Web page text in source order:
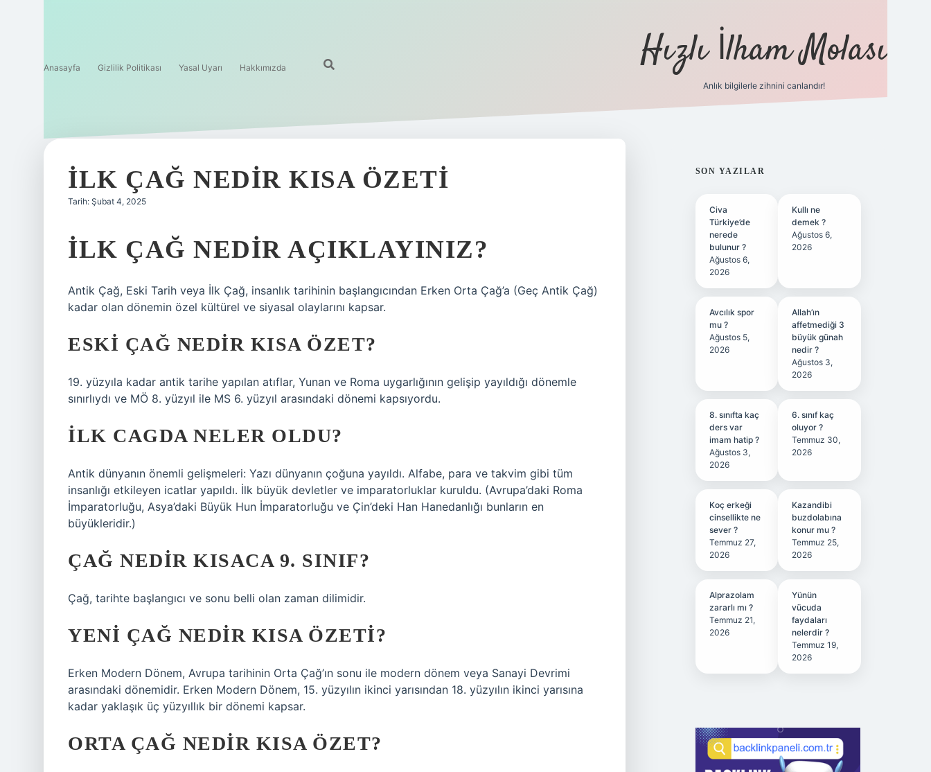
Anasayfa Gizlilik Politikası Yasal Uyarı Hakkımızda Hızlı İlham Molası
Anlık bilgilerle zihnini canlandır!
İLK ÇAĞ NEDIR KISA ÖZETI
Tarih: Şubat 4, 2025
İLK ÇAĞ NEDIR AÇIKLAYINIZ?
Antik Çağ, Eski Tarih veya İlk Çağ, insanlık tarihinin başlangıcından Erken Orta Çağ’a (Geç Antik Çağ)
kadar olan dönemin özel kültürel ve siyasal olaylarını kapsar.
ESKI ÇAĞ NEDIR KISA ÖZET?
19. yüzyıla kadar antik tarihe yapılan atıflar, Yunan ve Roma uygarlığının gelişip yayıldığı dönemle
sınırlıydı ve MÖ 8. yüzyıl ile MS 6. yüzyıl arasındaki dönemi kapsıyordu.
İLK CAGDA NELER OLDU?
Antik dünyanın önemli gelişmeleri: Yazı dünyanın çoğuna yayıldı. Alfabe, para ve takvim gibi tüm
insanlığı etkileyen icatlar yapıldı. İlk büyük devletler ve imparatorluklar kuruldu. (Avrupa’daki Roma
İmparatorluğu, Asya’daki Büyük Hun İmparatorluğu ve Çin’deki Han Hanedanlığı bunların en
büyükleridir.)
ÇAĞ NEDIR KISACA 9. SINIF?
Çağ, tarihte başlangıcı ve sonu belli olan zaman dilimidir.
YENI ÇAĞ NEDIR KISA ÖZETI?
Erken Modern Dönem, Avrupa tarihinin Orta Çağ’ın sonu ile modern dönem veya Sanayi Devrimi
arasındaki dönemidir. Erken Modern Dönem, 15. yüzyılın ikinci yarısından 18. yüzyılın ikinci yarısına
kadar yaklaşık üç yüzyıllık bir dönemi kapsar.
ORTA ÇAĞ NEDIR KISA ÖZET?
SIDEBAR
SON YAZILAR
Civa
Türkiye’de
nerede
bulunur ?
Ağustos 6,
2026
Kullı ne
demek ?
Ağustos 6,
2026
Avcılık spor
mu ?
Ağustos 5,
2026
Allah’ın
affetmediği 3
büyük günah
nedir ?
Ağustos 3,
2026
8. sınıfta kaç
ders var
imam hatip ?
Ağustos 3,
2026
6. sınıf kaç
oluyor ?
Temmuz 30,
2026
Koç erkeği
cinsellikte ne
sever ?
Temmuz 27,
2026
Kazandibi
buzdolabına
konur mu ?
Temmuz 25,
2026
Alprazolam
zararlı mı ?
Temmuz 21,
2026
Yünün
vücuda
faydaları
nelerdir ?
Temmuz 19,
2026